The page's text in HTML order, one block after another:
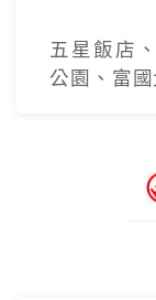
五星飯店
公園、富